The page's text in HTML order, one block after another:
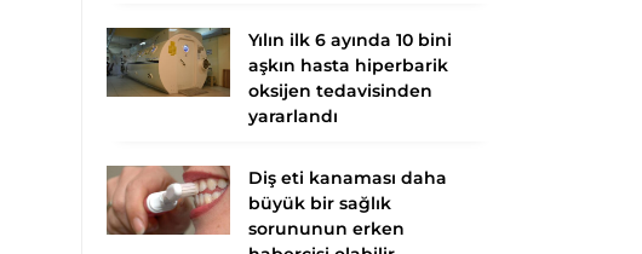
Yılın ilk 6 ayında 10 bini
aşkın hasta hiperbarik
oksijen tedavisinden
yararlandı
Diş eti kanaması daha
büyük bir sağlık
sorununun erken